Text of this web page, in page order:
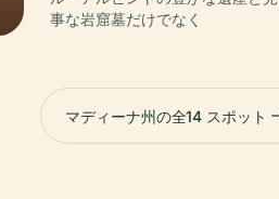
事な岩窟墓だけでなく
マディーナ州の全14 スポット